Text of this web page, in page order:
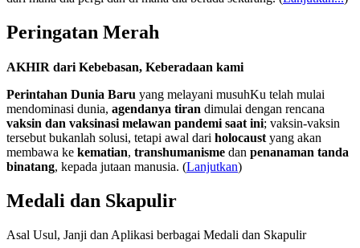
Peringatan Merah
AKHIR dari Kebebasan, Keberadaan kami
Perintahan Dunia Baru yang melayani musuhKu telah mulai
mendominasi dunia, agendanya tiran dimulai dengan rencana
vaksin dan vaksinasi melawan pandemi saat ini; vaksin-vaksin
tersebut bukanlah solusi, tetapi awal dari holocaust yang akan
membawa ke kematian, transhumanisme dan penanaman tanda
binatang, kepada jutaan manusia. (Lanjutkan)
Medali dan Skapulir
Asal Usul, Janji dan Aplikasi berbagai Medali dan Skapulir